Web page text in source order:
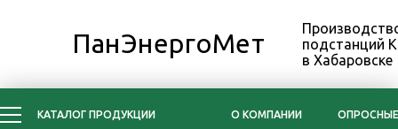
ПанЭнергоМет
подстанций
в Хабаровске
КАТАЛОГ ПРОДУКЦИИ О КОМПАНИИ